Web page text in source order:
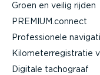
Groen en veilig rijden
PREMIUM.connect
Profes­si­onele
Kilome­ter­re­gi­stratie
Digitale tachograaf